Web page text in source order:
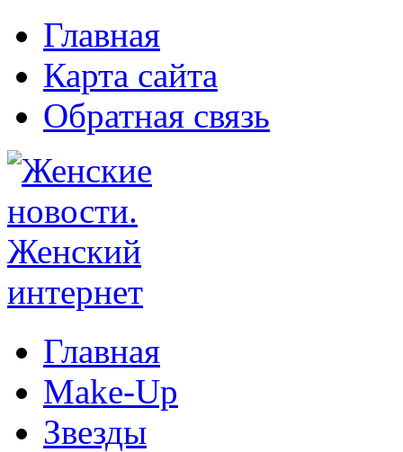
Главная
Карта сайта
Обратная связь
Главная
Make-Up
Звезды